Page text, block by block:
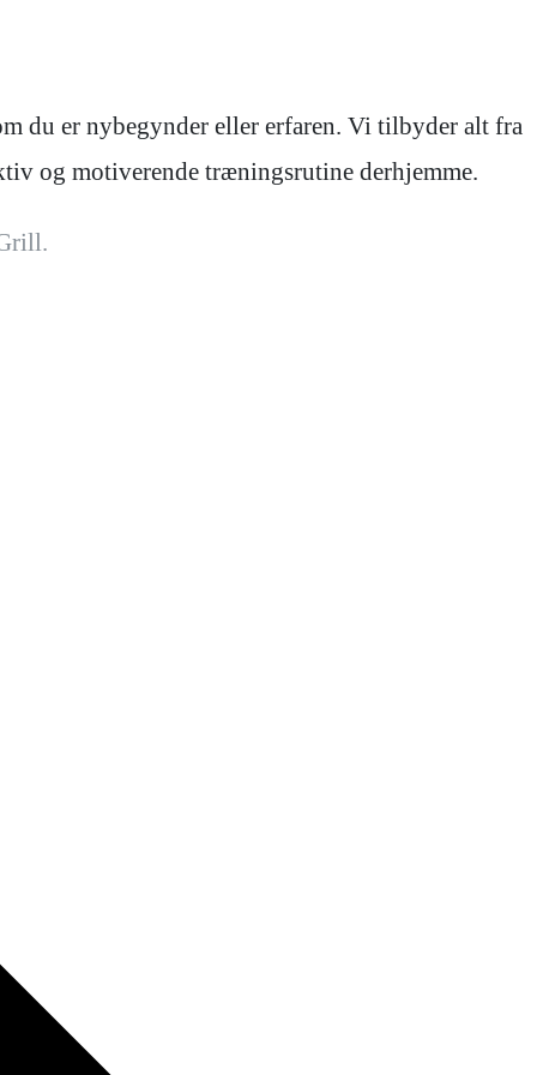
du er nybegynder eller erfaren. Vi tilbyder alt fra
og motiverende træningsrutine derhjemme.